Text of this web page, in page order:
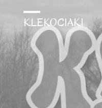
KLEKOCIAKI